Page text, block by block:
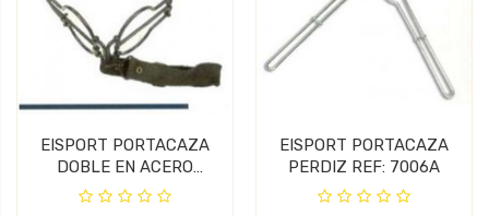
EISPORT PORTACAZA
DOBLE EN ACERO
INOXIDABLE
EISPORT PORTACAZA
PERDIZ REF: 7006A